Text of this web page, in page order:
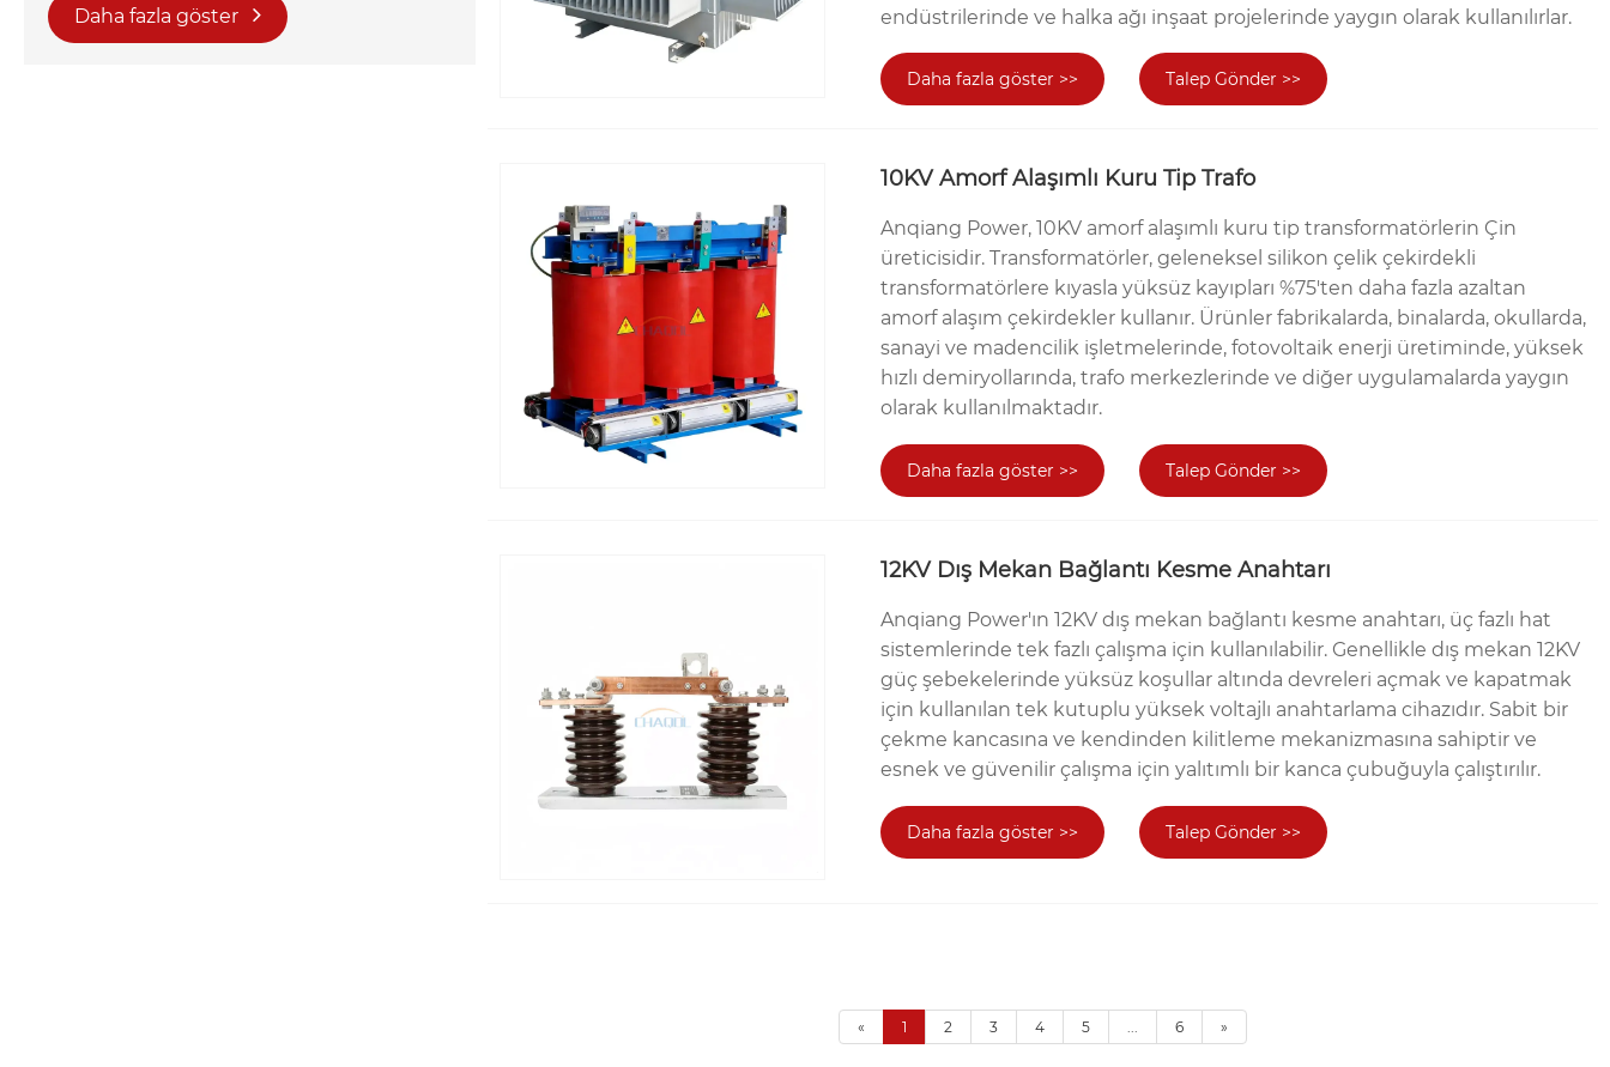
Daha fazla göster
endüstrilerinde ve halka ağı inşaat projelerinde yaygın olarak kullanılırlar.
Daha fazla göster >> Talep Gönder >>
10KV Amorf Alaşımlı Kuru Tip Trafo
Anqiang Power, 10KV amorf alaşımlı kuru tip transformatörlerin Çin
üreticisidir. Transformatörler, geleneksel silikon çelik çekirdekli
transformatörlere kıyasla yüksüz kayıpları %75'ten daha fazla azaltan
amorf alaşım çekirdekler kullanır. Ürünler fabrikalarda, binalarda, okullarda,
sanayi ve madencilik işletmelerinde, fotovoltaik enerji üretiminde, yüksek
hızlı demiryollarında, trafo merkezlerinde ve diğer uygulamalarda yaygın
olarak kullanılmaktadır.
Daha fazla göster >> Talep Gönder >>
12KV Dış Mekan Bağlantı Kesme Anahtarı
Anqiang Power'ın 12KV dış mekan bağlantı kesme anahtarı, üç fazlı hat
sistemlerinde tek fazlı çalışma için kullanılabilir. Genellikle dış mekan 12KV
güç şebekelerinde yüksüz koşullar altında devreleri açmak ve kapatmak
için kullanılan tek kutuplu yüksek voltajlı anahtarlama cihazıdır. Sabit bir
çekme kancasına ve kendinden kilitleme mekanizmasına sahiptir ve
esnek ve güvenilir çalışma için yalıtımlı bir kanca çubuğuyla çalıştırılır.
Daha fazla göster >> Talep Gönder >>
« 1 2 3 4 5 ... 6 »